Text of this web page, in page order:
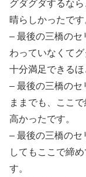
グダグダするな
晴らしかったです
– 最後の三橋のセ
わっていなくて
十分満足できるほ
– 最後の三橋のセ
ままでも、ここ
高かったです。
– 最後の三橋のセ
してもここで締
す。